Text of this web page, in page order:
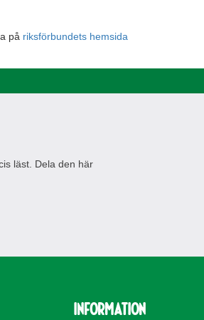
på riksförbundets hemsida
läst. Dela den här
Information